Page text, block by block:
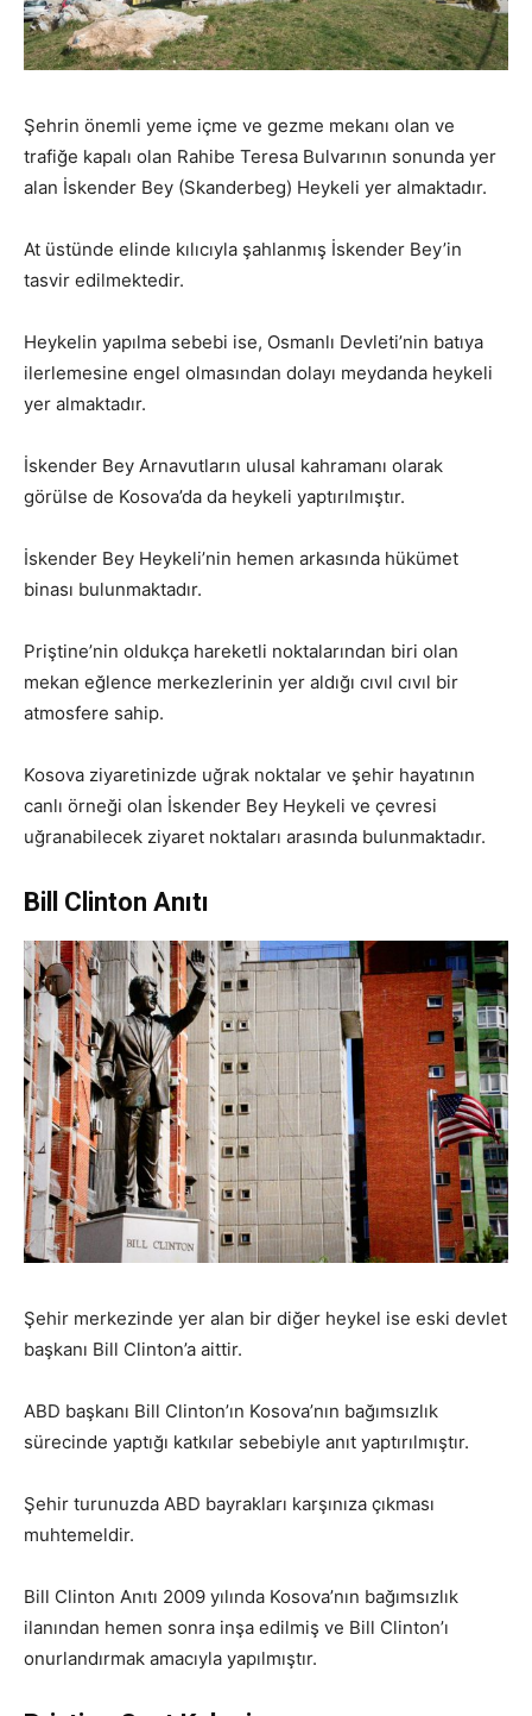
Şehrin önemli yeme içme ve gezme mekanı olan ve
trafiğe kapalı olan Rahibe Teresa Bulvarının sonunda yer
alan İskender Bey (Skanderbeg) Heykeli yer almaktadır.
At üstünde elinde kılıcıyla şahlanmış İskender Bey’in
tasvir edilmektedir.
Heykelin yapılma sebebi ise, Osmanlı Devleti’nin batıya
ilerlemesine engel olmasından dolayı meydanda heykeli
yer almaktadır.
İskender Bey Arnavutların ulusal kahramanı olarak
görülse de Kosova’da da heykeli yaptırılmıştır.
İskender Bey Heykeli’nin hemen arkasında hükümet
binası bulunmaktadır.
Priştine’nin oldukça hareketli noktalarından biri olan
mekan eğlence merkezlerinin yer aldığı cıvıl cıvıl bir
atmosfere sahip.
Kosova ziyaretinizde uğrak noktalar ve şehir hayatının
canlı örneği olan İskender Bey Heykeli ve çevresi
uğranabilecek ziyaret noktaları arasında bulunmaktadır.
Bill Clinton Anıtı
Şehir merkezinde yer alan bir diğer heykel ise eski devlet
başkanı Bill Clinton’a aittir.
ABD başkanı Bill Clinton’ın Kosova’nın bağımsızlık
sürecinde yaptığı katkılar sebebiyle anıt yaptırılmıştır.
Şehir turunuzda ABD bayrakları karşınıza çıkması
muhtemeldir.
Bill Clinton Anıtı 2009 yılında Kosova’nın bağımsızlık
ilanından hemen sonra inşa edilmiş ve Bill Clinton’ı
onurlandırmak amacıyla yapılmıştır.